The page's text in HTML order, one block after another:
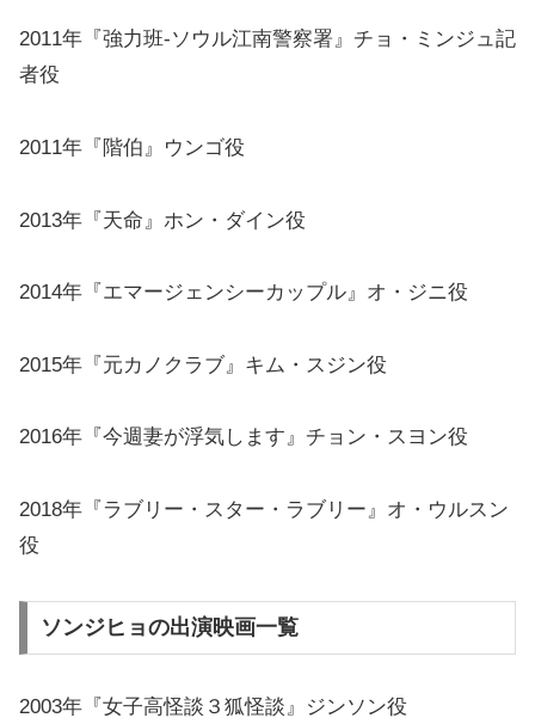
2011年『強力班-ソウル江南警察署』チョ・ミンジュ記
者役
2011年『階伯』ウンゴ役
2013年『天命』ホン・ダイン役
2014年『エマージェンシーカップル』オ・ジニ役
2015年『元カノクラブ』キム・スジン役
2016年『今週妻が浮気します』チョン・スヨン役
2018年『ラブリー・スター・ラブリー』オ・ウルスン
役
ソンジヒョの出演映画一覧
2003年『女子高怪談３狐怪談』ジンソン役